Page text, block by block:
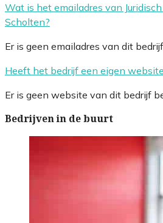
Wat is het emailadres van Juridisch
Scholten?
Er is geen emailadres van dit
Heeft het bedrijf een eigen
Er is geen website van dit bedrijf
Bedrijven in de buurt